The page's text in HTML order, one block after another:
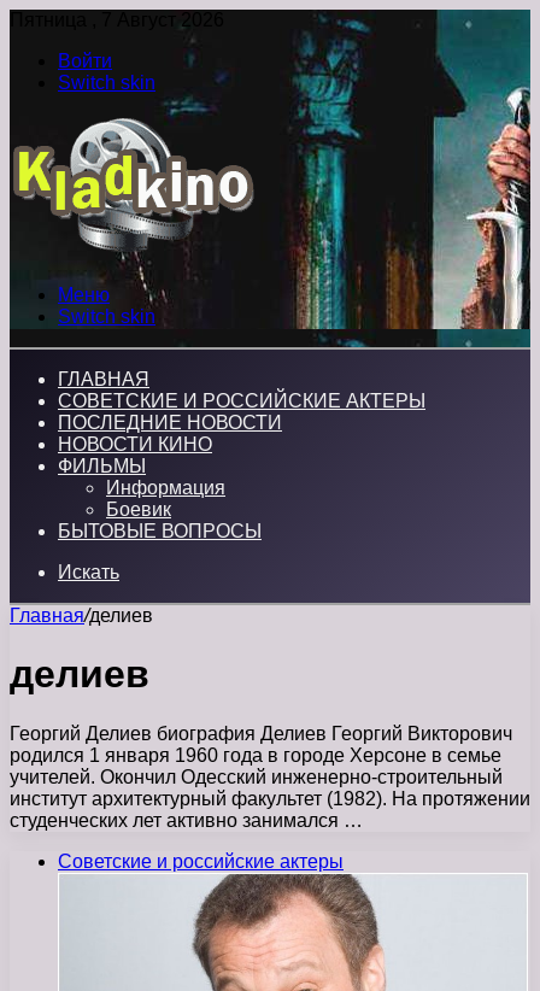
Пятница , 7 Август 2026
Войти
Switch skin
Меню
Switch skin
ГЛАВНАЯ
СОВЕТСКИЕ И РОССИЙСКИЕ АКТЕРЫ
ПОСЛЕДНИЕ НОВОСТИ
НОВОСТИ КИНО
ФИЛЬМЫ
Информация
Боевик
БЫТОВЫЕ ВОПРОСЫ
Искать
Главная/делиев
делиев
Георгий Делиев биография Делиев Георгий Викторович
родился 1 января 1960 года в городе Херсоне в семье
учителей. Окончил Одесский инженерно-строительный
институт архитектурный факультет (1982). На протяжении
студенческих лет активно занимался …
Советские и российские актеры